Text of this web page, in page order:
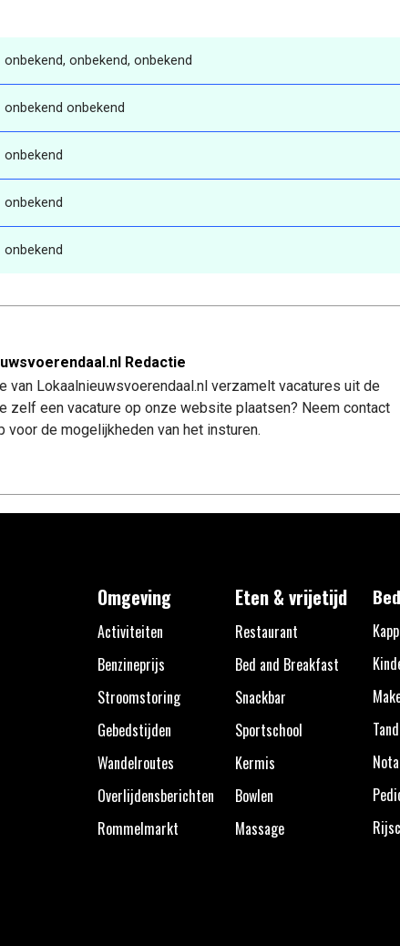
onbekend, onbekend, onbekend
onbekend onbekend
onbekend
onbekend
onbekend
Redactie
van Lokaalnieuwsvoerendaal.nl verzamelt vacatures uit de
zelf een vacature op onze website plaatsen? Neem contact
voor de mogelijkheden van het insturen.
Omgeving
Activiteiten
Benzineprijs
Stroomstoring
Gebedstijden
Wandelroutes
Overlijdensberichten
Rommelmarkt
Eten & vrijetijd
Restaurant
Bed and Breakfast
Snackbar
Sportschool
Kermis
Bowlen
Massage